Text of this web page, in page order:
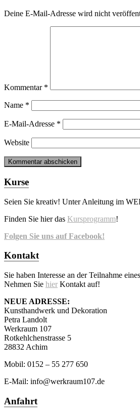
Deine E-Mail-Adresse wird nicht
Kommentar *
Name *
E-Mail-Adresse *
Website
Kurse
Seien Sie kreativ! Unter Anleitung im
Finden Sie hier das Kursprogramm!
Folgen Sie uns auf Facebook!
Kontakt
Sie haben Interesse an der Teilnahme
Nehmen Sie hier Kontakt auf!
NEUE ADRESSE:
Kunsthandwerk und Dekoration
Petra Landolt
Werkraum 107
Rotkehlchenstrasse 5
28832 Achim
Mobil: 0152 – 55 277 650
E-Mail: info@werkraum107.de
Anfahrt